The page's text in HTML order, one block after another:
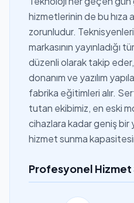
hizmetlerinin de bu hıza
zorunludur.
markasının yayınladığı
düzenli olarak takip
donanım ve yazılım
fabrika eğitimleri alır.
tutan ekibimiz, en eski
cihazlara kadar geniş
hizmet sunma
Profesyonel Hizmet